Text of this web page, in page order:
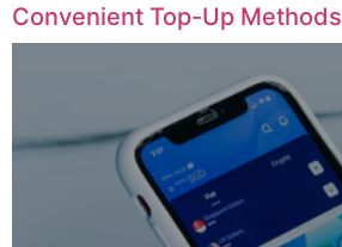
Convenient Top-Up Methods